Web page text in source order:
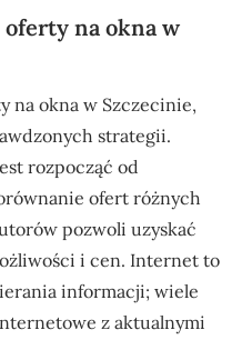
oferty na okna w
na okna w Szczecinie,
strategii.
rozpocząć od
ofert różnych
pozwoli uzyskać
i cen. Internet to
informacji; wiele
z aktualnymi